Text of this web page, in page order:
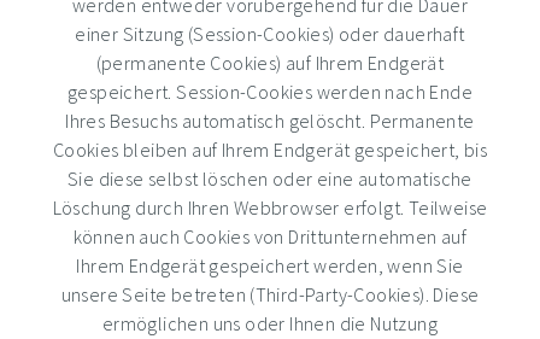
werden entweder vorübergehend für die Dauer
einer Sitzung (Session-Cookies) oder dauerhaft
(permanente Cookies) auf Ihrem Endgerät
gespeichert. Session-Cookies werden nach Ende
Ihres Besuchs automatisch gelöscht. Permanente
Cookies bleiben auf Ihrem Endgerät gespeichert, bis
Sie diese selbst löschen oder eine automatische
Löschung durch Ihren Webbrowser erfolgt. Teilweise
können auch Cookies von Drittunternehmen auf
Ihrem Endgerät gespeichert werden, wenn Sie
unsere Seite betreten (Third-Party-Cookies). Diese
ermöglichen uns oder Ihnen die Nutzung